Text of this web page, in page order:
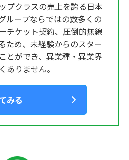
プクラスの売上を誇る日本
ループならではの数多くの
チケット契約、圧倒的無線
ため、未経験からのスター
とができ、異業種・異業界
ありません。
みる